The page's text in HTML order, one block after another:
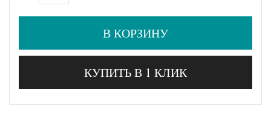
В КОРЗИНУ
КУПИТЬ В 1 КЛИК